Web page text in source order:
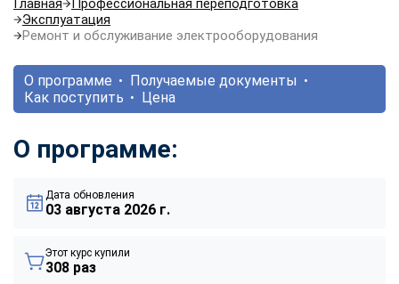
Главная
Профессиональная переподготовка
Эксплуатация
Ремонт и обслуживание электрооборудования
О программе
Получаемые документы
Как поступить
Цена
О программе:
Дата обновления
03 августа 2026 г.
Этот курс купили
308 раз